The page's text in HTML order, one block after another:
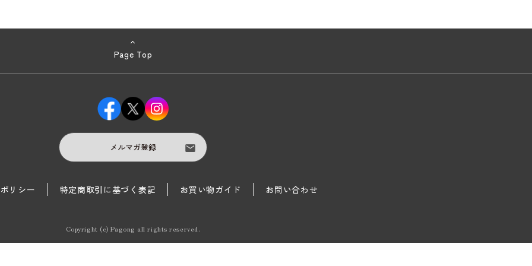
Page Top
メルマガ登録
リシー 特定商取引に基づく表記 お買い物ガイド お問い合わせ
Copyright (c) Pagong all rights reserved.